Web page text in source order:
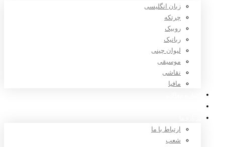
زبان انگلیسی
چرتکه
روبیک
رباتیک
لیوان چینی
موسیقی
نقاشی
مافیا
ارتباط با ما
شعب